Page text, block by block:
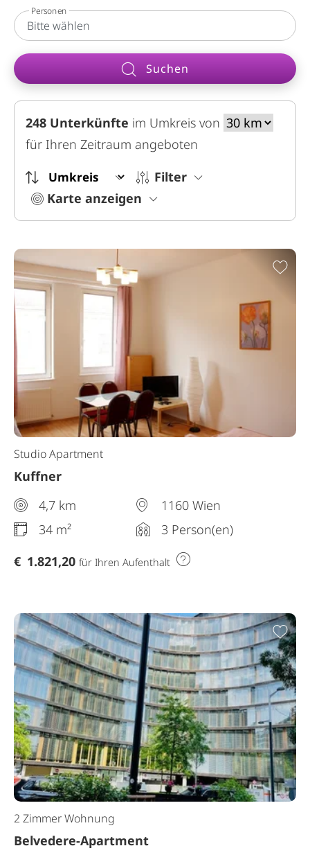
Personen
Suchen
248 Unterkünfte im Umkreis von
für Ihren Zeitraum angeboten
Filter
Karte anzeigen
Studio Apartment
Kuffner
4,7 km
1160 Wien
34 m²
3 Person(en)
€ 1.821,20 für Ihren Aufenthalt
2 Zimmer Wohnung
Belvedere-Apartment